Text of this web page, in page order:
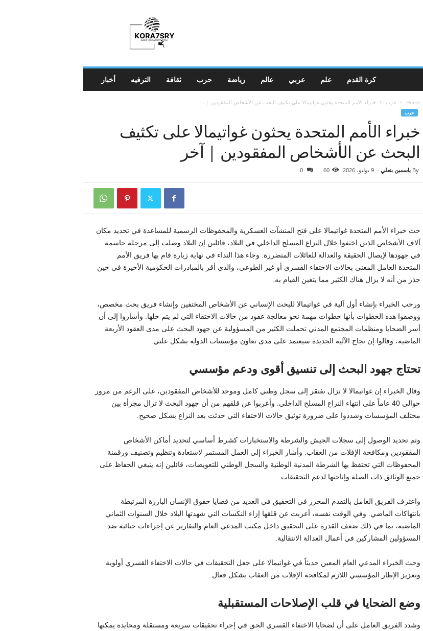
أخبار الترفيه ثقافة حرب رياضة عالم عربي علم كرة القدم
Home حرب خبراء الأمم المتحدة يحثون غواتيمالا على تكثيف البحث عن الأشخاص المفقودين |...
حرب
خبراء الأمم المتحدة يحثون غواتيمالا على تكثيف
البحث عن الأشخاص المفقودين | آخر
By ياسمين بنعلي - 9 يوليو، 2026 60
0
حث خبراء الأمم المتحدة غواتيمالا على فتح المنشآت العسكرية والمحفوظات الرسمية للمساعدة في تحديد مكان
آلاف الأشخاص الذين اختفوا خلال النزاع المسلح الداخلي في البلاد، قائلين إن البلاد وصلت إلى مرحلة حاسمة
في جهودها لإيصال الحقيقة والعدالة للعائلات المتضررة. وجاء هذا النداء في نهاية زيارة قام بها فريق الأمم
المتحدة العامل المعني بحالات الاختفاء القسري أو غير الطوعي، والذي أقر بالمبادرات الحكومية الأخيرة في حين
حذر من أنه لا يزال هناك الكثير مما يتعين القيام به.
ورحب الخبراء بإنشاء أول آلية في غواتيمالا للبحث الإنساني عن الأشخاص المختفين وإنشاء فريق بحث مخصص،
ووصفوا هذه الخطوات بأنها خطوات مهمة نحو معالجة عقود من حالات الاختفاء التي لم يتم حلها. وأشاروا إلى أن
أسر الضحايا ومنظمات المجتمع المدني تحملت الكثير من المسؤولية عن جهود البحث على مدى العقود الأربعة
الماضية، وقالوا إن نجاح الآلية الجديدة سيعتمد على مدى تعاون مؤسسات الدولة بشكل علني.
تحتاج جهود البحث إلى تنسيق أقوى ودعم مؤسسي
وقال الخبراء إن غواتيمالا لا تزال تفتقر إلى سجل وطني كامل وموحد للأشخاص المفقودين، على الرغم من مرور
حوالي 40 عاماً على انتهاء النزاع المسلح الداخلي. وأعربوا عن قلقهم من أن جهود البحث لا تزال مجزأة بين
مختلف المؤسسات وشددوا على ضرورة توثيق حالات الاختفاء التي حدثت بعد النزاع بشكل صحيح.
وتم تحديد الوصول إلى سجلات الجيش والشرطة والاستخبارات كشرط أساسي لتحديد أماكن الأشخاص
المفقودين ومكافحة الإفلات من العقاب. وأشار الخبراء إلى العمل المستمر لاستعادة وتنظيم وتصنيف ورقمنة
المحفوظات التي تحتفظ بها الشرطة المدنية الوطنية والسجل الوطني للتعويضات، قائلين إنه ينبغي الحفاظ على
جميع الوثائق ذات الصلة وإتاحتها لدعم التحقيقات.
واعترف الفريق العامل بالتقدم المحرز في التحقيق في العديد من قضايا حقوق الإنسان البارزة المرتبطة
بانتهاكات الماضي. وفي الوقت نفسه، أعربت عن قلقها إزاء النكسات التي شهدتها البلاد خلال السنوات الثماني
الماضية، بما في ذلك ضعف القدرة على التحقيق داخل مكتب المدعي العام والتقارير عن إجراءات جنائية ضد
المسؤولين المشاركين في أعمال العدالة الانتقالية.
وحث الخبراء المدعي العام المعين حديثاً في غواتيمالا على جعل التحقيقات في حالات الاختفاء القسري أولوية
وتعزيز الإطار المؤسسي اللازم لمكافحة الإفلات من العقاب بشكل فعال.
وضع الضحايا في قلب الإصلاحات المستقبلية
وشدد الفريق العامل على أن لضحايا الاختفاء القسري الحق في إجراء تحقيقات سريعة ومستقلة ومحايدة يمكنها